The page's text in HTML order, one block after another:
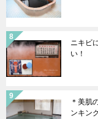
ニキビ
い！
＊美肌
ンキン